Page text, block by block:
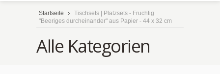
Startseite
Tischsets | Platzsets - Fruchtig
"Beeriges durcheinander" aus Papier - 44 x 32 cm
Alle Kategorien